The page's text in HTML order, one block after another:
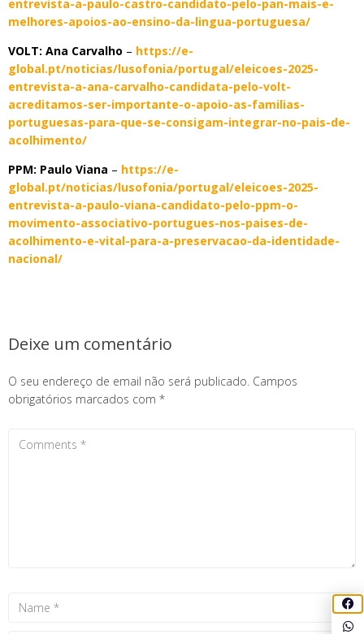
entrevista-a-paulo-castro-candidato-pelo-pan-mais-e-
melhores-apoios-ao-ensino-da-lingua-portuguesa/
VOLT: Ana Carvalho – https://e-
global.pt/noticias/lusofonia/portugal/eleicoes-2025-
entrevista-a-ana-carvalho-candidata-pelo-volt-
acreditamos-ser-importante-o-apoio-as-familias-
portuguesas-para-que-se-consigam-integrar-no-pais-de-
acolhimento/
PPM: Paulo Viana – https://e-
global.pt/noticias/lusofonia/portugal/eleicoes-2025-
entrevista-a-paulo-viana-candidato-pelo-ppm-o-
movimento-associativo-portugues-nos-paises-de-
acolhimento-e-vital-para-a-preservacao-da-identidade-
nacional/
Deixe um comentário
O seu endereço de email não será publicado. Campos
obrigatórios marcados com *